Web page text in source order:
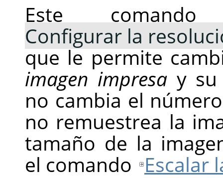
Este
Configurar la
que le permite
imagen impresa y
no cambia el
no remuestrea la
tamaño de la
el comando Escalar